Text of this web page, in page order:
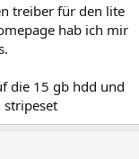
treiber für den lite
hab ich mir
die 15 gb hdd und
stripeset